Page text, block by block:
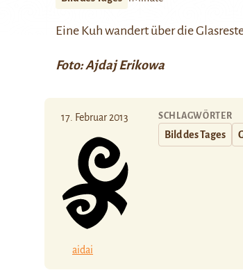
Eine Kuh wandert über die
Foto: Ajdaj Erikowa
17. Februar 2013
aidai
SCHLAGWÖRTER
Bild des Tages